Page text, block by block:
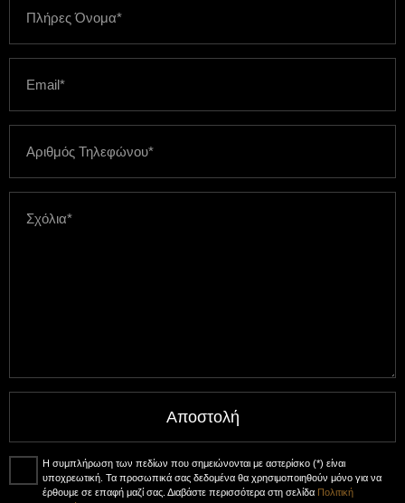
Η συμπλήρωση των πεδίων που σημειώνονται με αστερίσκο (*) είναι
υποχρεωτική. Τα προσωπικά σας δεδομένα θα χρησιμοποιηθούν μόνο για να
έρθουμε σε επαφή μαζί σας. Διαβάστε περισσότερα στη σελίδα Πολιτική
Αποστολή